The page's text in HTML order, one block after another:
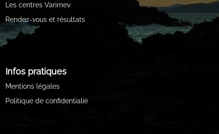
Les centres Varimev
Rendez-vous et résultats
Infos pratiques
Mentions légales
Politique de confidentialié